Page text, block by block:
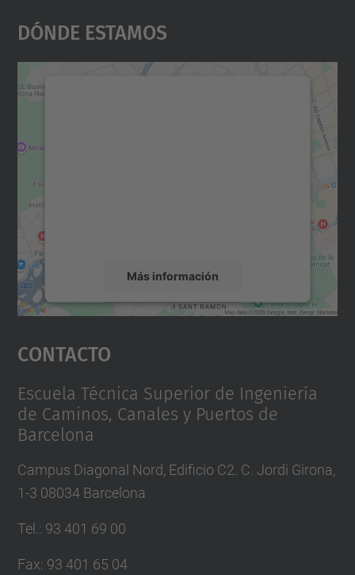
Dónde Estamos
Más información
Aceptar
powered by
Contacto
Escuela Técnica Superior de Ingeniería
de Caminos, Canales y Puertos de
Barcelona
Campus Diagonal Nord, Edificio C2. C. Jordi Girona,
1-3 08034 Barcelona
Tel. : 93 401 69 00
Fax: 93 401 65 04